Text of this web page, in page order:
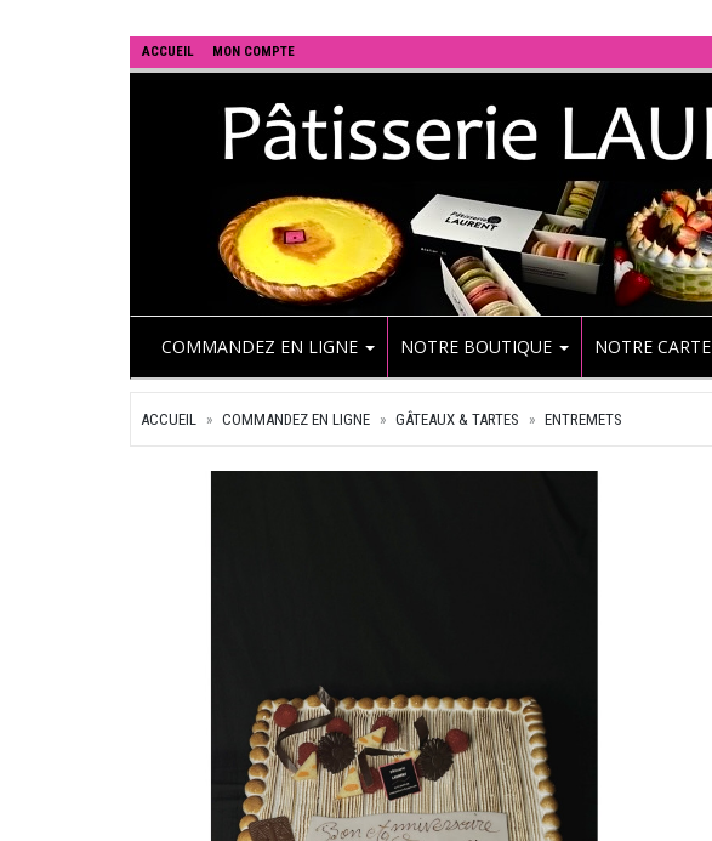
ACCUEIL MON COMPTE
COMMANDEZ EN LIGNE NOTRE BOUTIQUE NOTRE CARTE
ACCUEIL COMMANDEZ EN LIGNE GÂTEAUX & TARTES ENTREMETS